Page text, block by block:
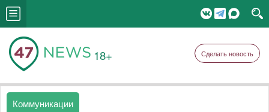
18+ Сделать новость
Коммуникации